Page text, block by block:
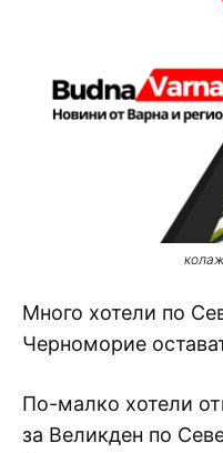
Много хотели по
Черноморие
По-малко хотели
за Великден по